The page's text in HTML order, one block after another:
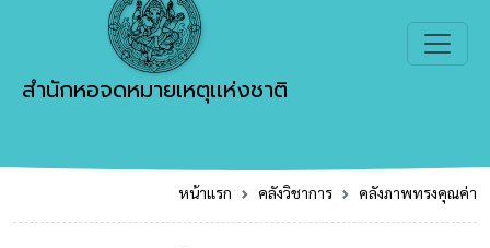
สำนักหอจดหมายเหตุเเห่งชาติ
หน้าแรก คลังวิชาการ คลังภาพทรงคุณค่า